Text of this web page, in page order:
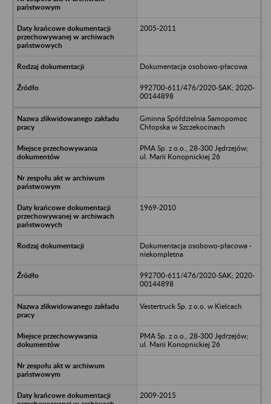
2005-2011
Dokumentacja osobowo-płacowa
992700-611/476/2020-SAK; 2020-
00144898
Gminna Spółdzielnia Samopomoc
Chłopska w Szczekocinach
PMA Sp. z o.o., 28-300 Jędrzejów;
ul. Marii Konopnickiej 26
1969-2010
Dokumentacja osobowo-płacowa -
niekompletna
992700-611/476/2020-SAK; 2020-
00144898
Vestertruck Sp. z o.o. w Kielcach
PMA Sp. z o.o., 28-300 Jędrzejów;
ul. Marii Konopnickiej 26
2009-2015